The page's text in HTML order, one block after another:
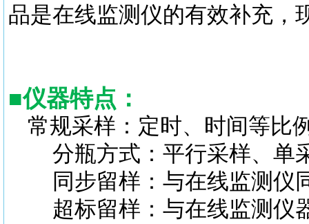
品是在线监测仪的有效补充，
■仪器特点 ：
常规采样：定时、时间等比
分瓶方式：平行采样、单
同步留样：与在线监测仪
超标留样：与在线监测仪器